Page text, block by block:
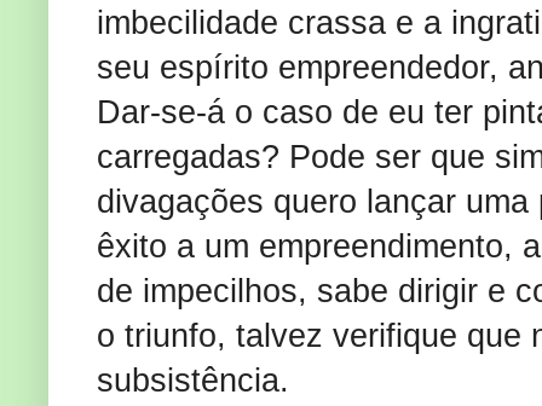
imbecilidade crassa e a
seu espírito empreendedor,
Dar-se-á o caso de eu ter
carregadas? Pode ser que
divagações quero lançar
êxito a um empreendimento,
de impecilhos, sabe dirigir e
o triunfo, talvez verifique que
subsistência.